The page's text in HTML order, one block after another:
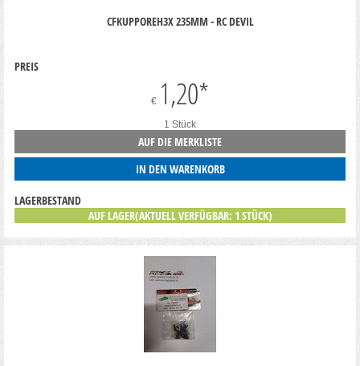
CFKUPPOREH3X 235MM - RC DEVIL
PREIS
€ 1,20*
1 Stück
AUF DIE MERKLISTE
IN DEN WARENKORB
LAGERBESTAND
AUF LAGER(AKTUELL VERFÜGBAR: 1 STÜCK)